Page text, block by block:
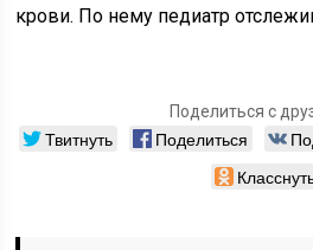
крови. По нему педиатр
Поделиться с
Твитнуть Поделиться